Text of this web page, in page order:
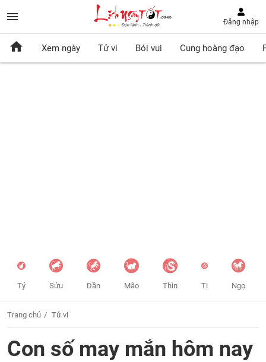
Đăng nhập
Xem ngày Tử vi Bói vui Cung hoàng đạo
Tý Sửu Dần Mão Thìn Tị Ngọ
Trang chủ Tử vi
Con số may mắn hôm nay